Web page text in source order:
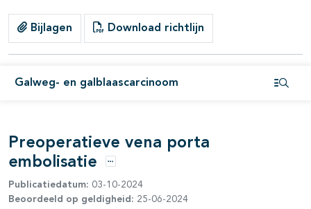
Bijlagen Download richtlijn
Galweg- en galblaascarcinoom
open- en dichtklappen
open- en dichtklappen
Preoperatieve vena porta
embolisatie
Opties
Publicatiedatum: 03-10-2024
Beoordeeld op geldigheid: 25-06-2024